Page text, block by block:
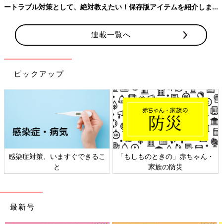
ートラブル対策として、絶対教えたい！保存版アイテムを紹介しま
連載一覧へ
ピックアップ
感染症対策、いますぐできるこ
と
「もしものときの」赤ちゃん・
家族の防災
最新号